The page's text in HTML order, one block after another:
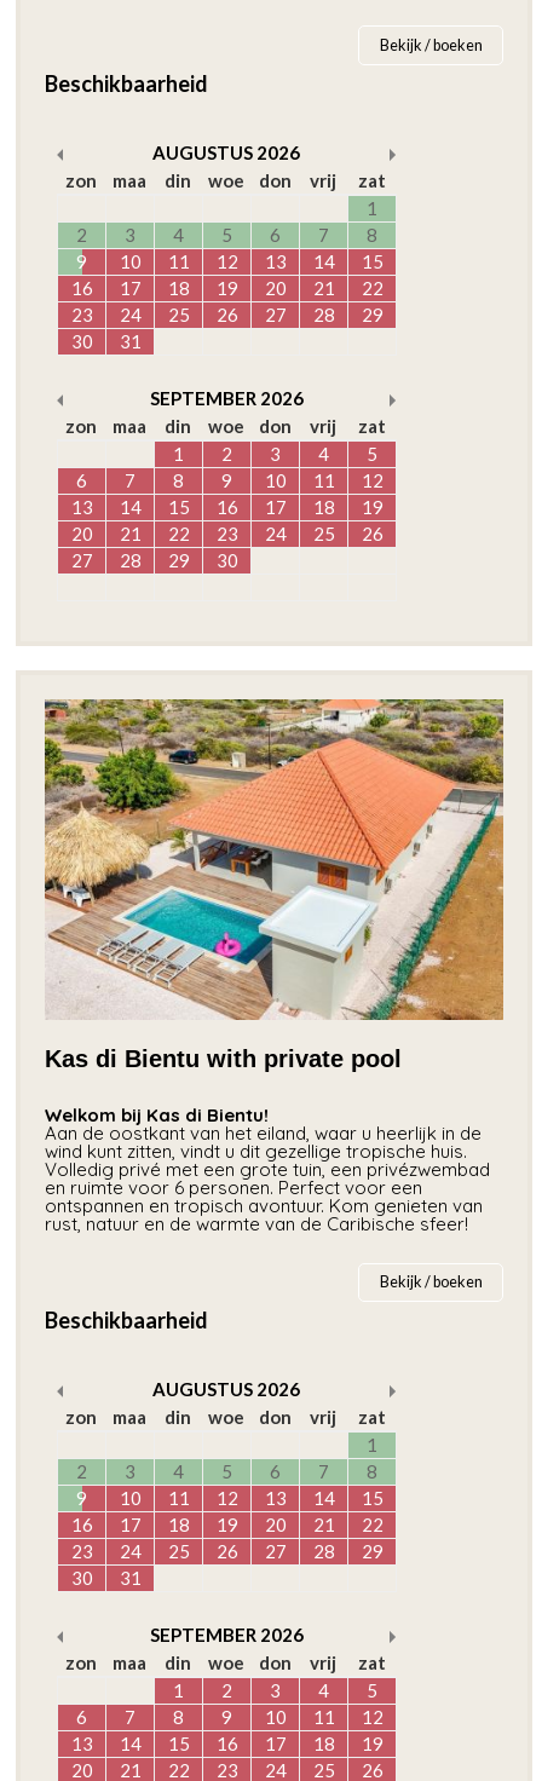
Bekijk / boeken
Beschikbaarheid
AUGUSTUS 2026
zon
maa din woe don vrij
zat
1
2
3 4 5 6 7
8
9
10 11 12 13 14
15
16
17 18 19 20 21
22
23
24 25 26 27 28
29
30
31
SEPTEMBER 2026
zon
maa din woe don vrij
zat
1
2 3 4
5
6
7 8 9 10 11
12
13
14 15 16 17 18
19
20
21 22 23 24 25
26
27
28 29 30
Kas di Bientu with private pool
Welkom bij Kas di Bientu!
Aan de oostkant van het eiland, waar u heerlijk in de
wind kunt zitten, vindt u dit gezellige tropische huis.
Volledig privé met een grote tuin, een privézwembad
en ruimte voor 6 personen. Perfect voor een
ontspannen en tropisch avontuur. Kom genieten van
rust, natuur en de warmte van de Caribische sfeer!
Bekijk / boeken
Beschikbaarheid
AUGUSTUS 2026
zon
maa din woe don vrij
zat
1
2
3 4 5 6 7
8
9
10 11 12 13 14
15
16
17 18 19 20 21
22
23
24 25 26 27 28
29
30
31
SEPTEMBER 2026
zon
maa din woe don vrij
zat
1
2 3 4
5
6
7 8 9 10 11
12
13
14 15 16 17 18
19
20
21 22 23 24 25 26